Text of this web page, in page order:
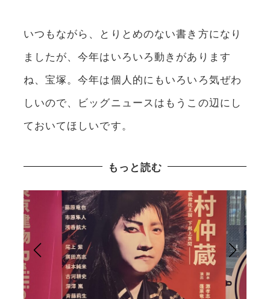
いつもながら、とりとめのない書き方になり
ましたが、今年はいろいろ動きがあります
ね、宝塚。今年は個人的にもいろいろ気ぜわ
しいので、ビッグニュースはもうこの辺にし
ておいてほしいです。
もっと読む